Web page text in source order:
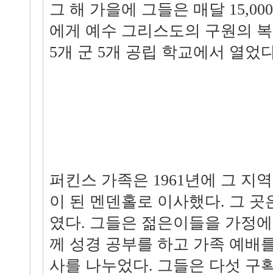
그 해 가을에 그들은 매달
에게 예수 그리스도의 구원의
5개 군 5개 공립 학교에서 열었
퍼킨스 가족은 1961년에 그 지
이 된 멘덴홀로 이사했다. 그 곳
였다. 그들은 젊은이들을 가정
께 성경 공부를 하고 가족 예배
사를 나누었다. 그들은 다섯 구